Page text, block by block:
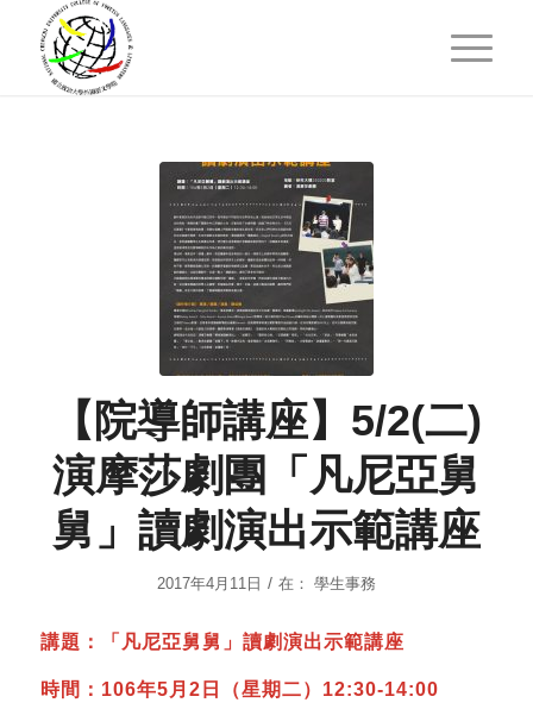
【院導師講座】5/2(二)
演摩莎劇團「凡尼亞舅
舅」讀劇演出示範講座
2017年4月11日 / 在： 學生事務
講題： 「凡尼亞舅舅」讀劇演出示範講座
時間：106年5月2日（星期二）12:30-14:00